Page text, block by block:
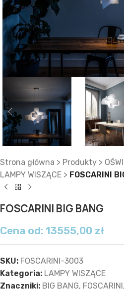
Strona główna > Produkty >
LAMPY WISZĄCE > FOSCARINI
FOSCARINI BIG BANG
Cena od: 13555,00 zł
SKU: FOSCARINI-3003
Kategoria: LAMPY WISZĄCE
Znaczniki: BIG BANG, FOSCARINI ,